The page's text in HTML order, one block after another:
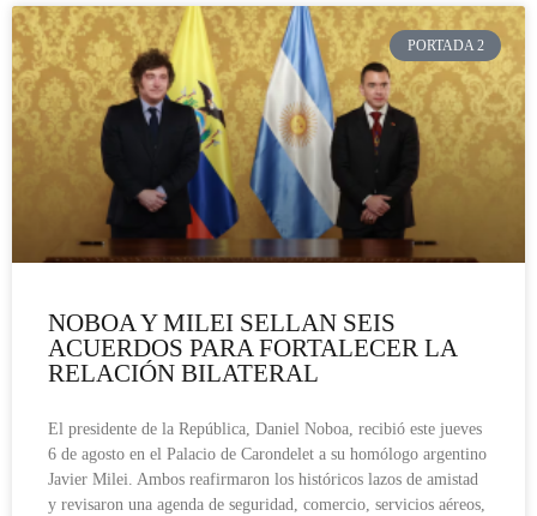
PORTADA 2
NOBOA Y MILEI SELLAN SEIS
ACUERDOS PARA FORTALECER LA
RELACIÓN BILATERAL
El presidente de la República, Daniel Noboa, recibió este jueves
6 de agosto en el Palacio de Carondelet a su homólogo argentino
Javier Milei. Ambos reafirmaron los históricos lazos de amistad
y revisaron una agenda de seguridad, comercio, servicios aéreos,